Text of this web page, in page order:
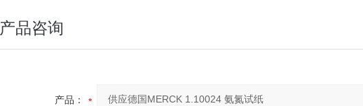
产品咨询
产品：